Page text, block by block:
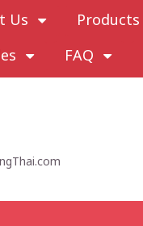
Us Products
FAQ